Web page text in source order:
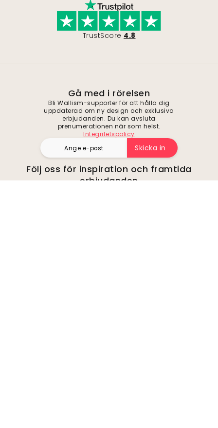
TrustScore 4.8
Gå med i rörelsen
Bli Wallism-supporter för att hålla dig
uppdaterad om ny design och exklusiva
erbjudanden. Du kan avsluta
prenumerationen när som helst.
Integritetspolicy
Skicka in
Följ oss för inspiration och framtida
erbjudanden